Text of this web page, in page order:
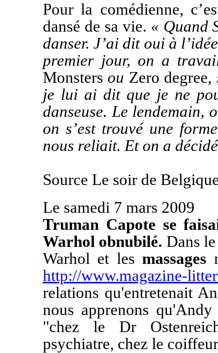
Pour la comédienne,
dansé de sa vie. « Quand
danser. J’ai dit oui à
premier jour, on a
Monsters ou Zero degree,
je lui ai dit que je ne
danseuse. Le lendemain,
on s’est trouvé une
nous reliait. Et on a
Source Le soir de
Le samedi 7 mars 2009
Truman Capote se
Warhol obnubilé. Dans
Warhol et lesmassages
http://www.magazine-
relations qu'entretenait
nous apprenons
"chez le Dr
psychiatre, chez le